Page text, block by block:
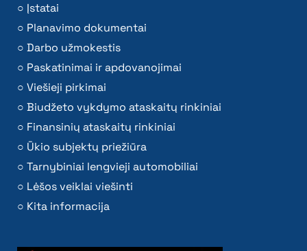
Įstatai
Planavimo dokumentai
Darbo užmokestis
Paskatinimai ir apdovanojimai
Viešieji pirkimai
Biudžeto vykdymo ataskaitų rinkiniai
Finansinių ataskaitų rinkiniai
Ūkio subjektų priežiūra
Tarnybiniai lengvieji automobiliai
Lėšos veiklai viešinti
Kita informacija